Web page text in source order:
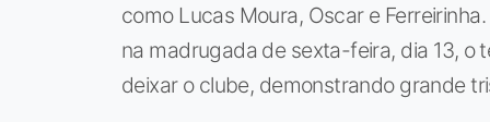
como Lucas Moura, Oscar e
na madrugada de sexta-feira, dia 13, o
deixar o clube, demonstrando grande